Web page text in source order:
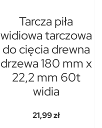
Tarcza piła
widiowa tarczowa
do cięcia drewna
drzewa 180 mm x
22,2 mm 60t
widia
21,99 zł